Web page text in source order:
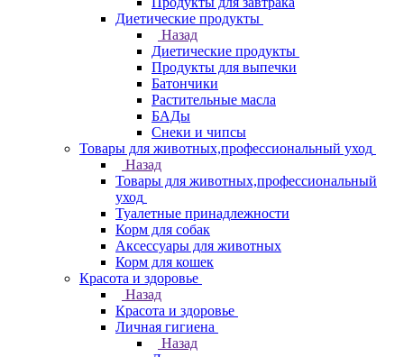
Диетические продукты
Назад
Диетические продукты
Продукты для выпечки
Батончики
Растительные масла
БАДы
Снеки и чипсы
Товары для животных,профессиональный уход
Назад
Товары для животных,профессиональный
уход
Туалетные принадлежности
Корм для собак
Аксессуары для животных
Корм для кошек
Красота и здоровье
Назад
Красота и здоровье
Личная гигиена
Назад